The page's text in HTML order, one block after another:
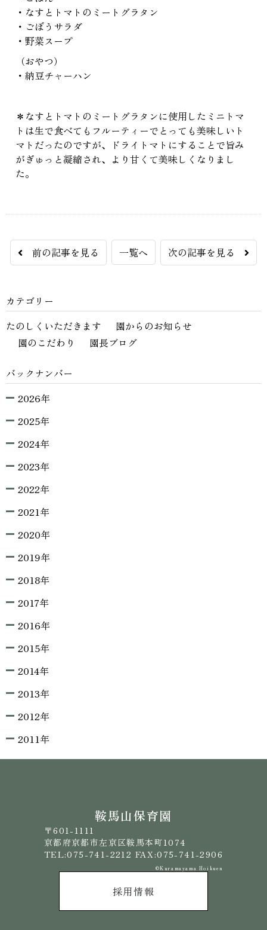
・なすとトマトのミートグラタン
・ごぼうサラダ
・野菜スープ
（おやつ）
・納豆チャーハン
＊なすとトマトのミートグラタンに使用したミニトマ
トは生で食べてもフルーティーでとっても美味しいト
マトだったのですが、ドライトマトにすることで旨み
がぎゅっと凝縮され、より甘くて美味しくなりまし
た。
前の記事を見る 一覧へ 次の記事を見る
カテゴリー
たのしくいただきます
園からのお知らせ
園のこだわり
園長ブログ
バックナンバー
2026年
2025年
2024年
2023年
2022年
2021年
2020年
2019年
2018年
2017年
2016年
2015年
2014年
2013年
2012年
2011年
鞍馬山保育園
〒601-1111
京都府京都市左京区鞍馬本町1074
TEL:075-741-2212 FAX:075-741-2906
©️Kuramayama Hoikuen
採用情報